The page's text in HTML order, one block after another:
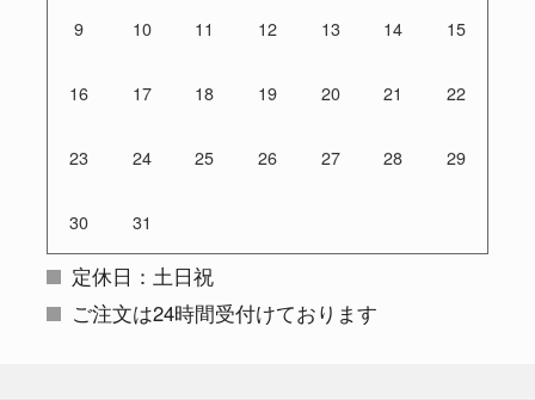
9 10 11 12 13 14 15
16 17 18 19 20 21 22
23 24 25 26 27 28 29
30 31
定休日：土日祝
ご注文は24時間受付けております